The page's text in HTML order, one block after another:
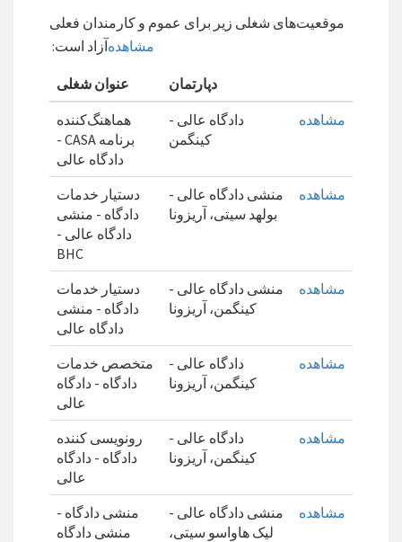
موقعیت‌های شغلی زیر برای عموم و کارمندان فعلی
آزاد است:مشاهده
عنوان شغلی
دپارتمان
هماهنگ‌کننده
برنامه CASA -
دادگاه عالی
دادگاه عالی -
کینگمن
مشاهده
دستیار خدمات
دادگاه - منشی
دادگاه عالی -
BHC
منشی دادگاه عالی -
بولهد سیتی، آریزونا
مشاهده
دستیار خدمات
دادگاه - منشی
دادگاه عالی
منشی دادگاه عالی -
کینگمن، آریزونا
مشاهده
متخصص خدمات
دادگاه - دادگاه
عالی
دادگاه عالی -
کینگمن، آریزونا
مشاهده
رونویسی کننده
دادگاه - دادگاه
عالی
دادگاه عالی -
کینگمن، آریزونا
مشاهده
منشی دادگاه -
منشی دادگاه
منشی دادگاه عالی -
لیک هاواسو سیتی،
مشاهده